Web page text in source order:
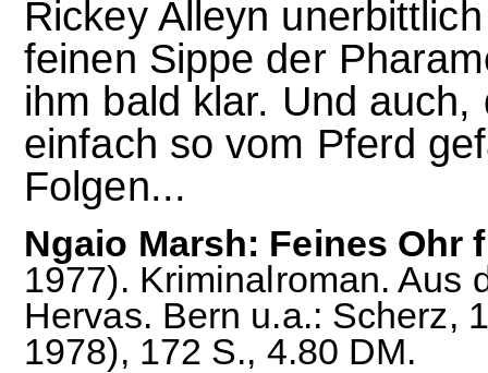
Rickey Alleyn
feinen Sippe der
ihm bald klar. Und
einfach so vom Pferd
Folgen...
Ngaio Marsh: Feines Ohr
1977). Kriminalroman. Aus
Hervas. Bern u.a.: Scherz,
1978), 172 S., 4.80 DM.